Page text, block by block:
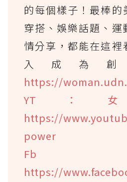
的每個樣子！最棒的
穿搭、娛樂話題、運
情分享，都能在這裡
入成為創
https://
YT：
https://
power
Fb
https://